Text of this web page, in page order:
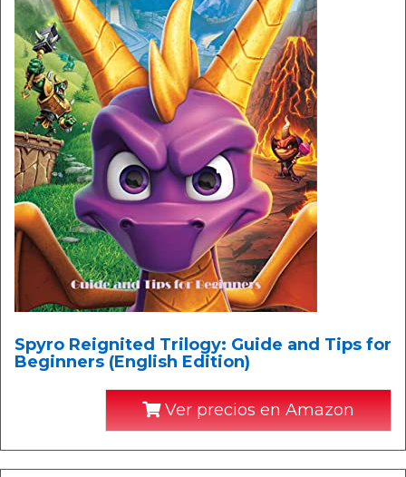
Spyro Reignited Trilogy: Guide and Tips for
Beginners (English Edition)
Ver precios en Amazon